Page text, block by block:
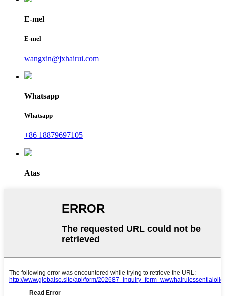
E-mel
E-mel
wangxin@jxhairui.com
Whatsapp
Whatsapp
+86 18879697105
Atas